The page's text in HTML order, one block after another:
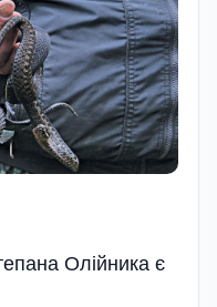
Олійника є